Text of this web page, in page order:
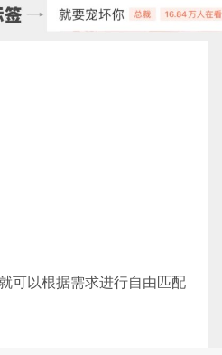
可以根据需求进行自由匹配